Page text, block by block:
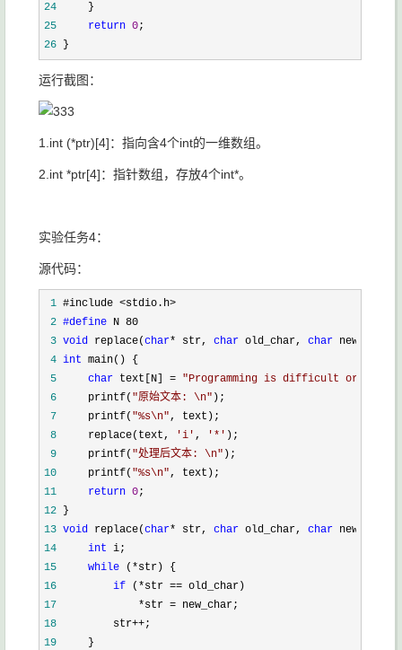
24
25
return 0
26 }
运行截图：
1.int (*ptr)[4]：指向含4个int的一维数组。
2.int *ptr[4]：指针数组，存放4个int*。
实验任务4：
源代码：
1
2 #define
3 void replace(char* str, char old_char, char
4 int
5
char text[N] = "Programming is difficult or not,
6
     printf(
"原始文本: \n"
7
     printf(
"%s\n"
8
     replace(text,
'i ' , ' * '
9
     printf(
"处理后文本: \n"
10
     printf(
"%s\n"
11
return 0
12
13 void replace(char* str, char old_char, char
14
int
15
while (*
16
if (*str ==
17
             *str =
18
         str++
19